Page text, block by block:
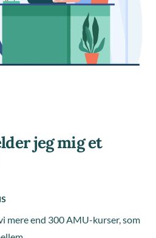
jeg mig et
mere end 300 AMU-kurser, som